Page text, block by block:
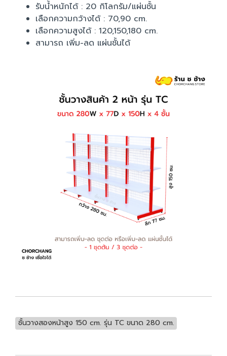
รับน้ำหนักได้ : 20 กิโลกรัม/แผ่นชั้น
เลือกความกว้างได้ : 70,90 cm.
เลือกความสูงได้ : 120,150,180 cm.
สามารถ เพิ่ม-ลด แผ่นชั้นได้
ชั้นวางสองหน้าสูง 150 cm. รุ่น TC ขนาด 280 cm.